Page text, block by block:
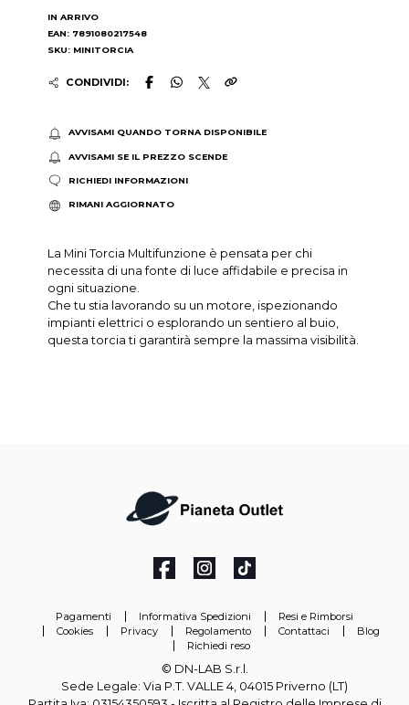
IN ARRIVO
EAN: 7891080217548
SKU: MINITORCIA
CONDIVIDI:
AVVISAMI QUANDO TORNA DISPONIBILE
AVVISAMI SE IL PREZZO SCENDE
RICHIEDI INFORMAZIONI
RIMANI AGGIORNATO
La Mini Torcia Multifunzione è pensata per chi
necessita di una fonte di luce affidabile e precisa in
ogni situazione.
Che tu stia lavorando su un motore, ispezionando
impianti elettrici o esplorando un sentiero al buio,
questa torcia ti garantirà sempre la massima visibilità.
Pagamenti Informativa Spedizioni
Resi e Rimborsi
Cookies
Privacy Regolamento Contattaci
Blog
Richiedi reso
© DN-LAB S.r.l.
Sede Legale: Via P.T. VALLE 4, 04015 Priverno (LT)